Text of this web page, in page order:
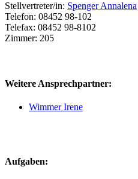
Stellvertreter/in: Spenger Annalena
Telefon: 08452 98-102
Telefax: 08452 98-8102
Zimmer: 205
Weitere Ansprechpartner:
Wimmer Irene
Aufgaben: